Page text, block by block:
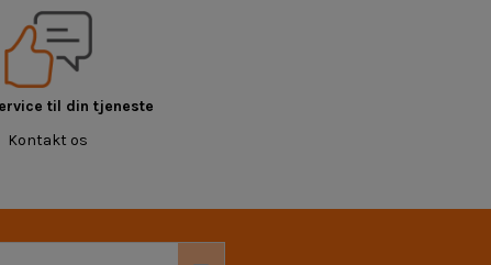
til din tjeneste
Kontakt os